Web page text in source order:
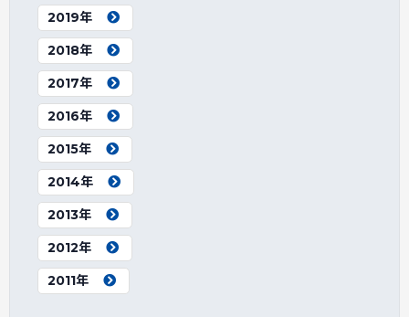
2019年
2018年
2017年
2016年
2015年
2014年
2013年
2012年
2011年